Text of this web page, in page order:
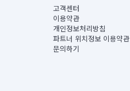
고객센터
이용약관
개인정보처리방침
파트너 위치정보 이용약관
문의하기